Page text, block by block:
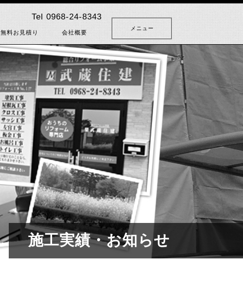
メニュー
無料お見積り 会社概要
Tel 0968-24-8343
施工実績・お知らせ